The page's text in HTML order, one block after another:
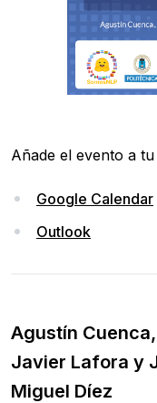
Añade el evento a
Google Calendar
Outlook
Agustín Cuenca,
Javier Lafora y
Miguel Díez